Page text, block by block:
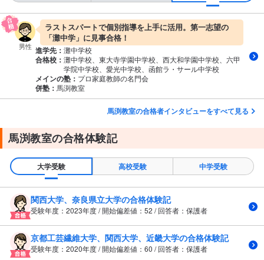
男性
ラストスパートで個別指導を上手に活用。第一志望の
「灘中学」に見事合格！
進学先： 灘中学校
合格校： 灘中学校、東大寺学園中学校、西大和学園中学校、六甲
学院中学校、愛光中学校、函館ラ・サール中学校
メインの塾： プロ家庭教師の名門会
併塾： 馬渕教室
馬渕教室の合格者インタビューをすべて見る
馬渕教室の合格体験記
大学受験 高校受験 中学受験
関西大学、奈良県立大学の合格体験記
受験年度：2023年度 / 開始偏差値：52 / 回答者：保護者
京都工芸繊維大学、関西大学、近畿大学の合格体験記
受験年度：2020年度 / 開始偏差値：60 / 回答者：保護者